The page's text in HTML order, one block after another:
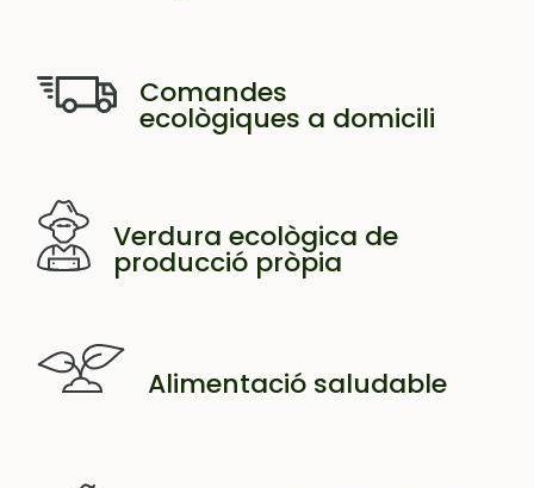
Comandes
ecològiques a domicili
Verdura ecològica de
producció pròpia
Alimentació saludable